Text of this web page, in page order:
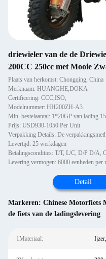
driewieler van de de
200CC 250cc met Mooie
Plaats van herkomst: Chongqing, China
Merknaam: HUANGHE,DOKA
Certificering: CCC,ISO,
Modelnummer: HH200ZH-A3
Min. bestelaantal: 1*20GP van lading
Prijs: USD930-1050 Per Unit
Verpakking Details: De
Levertijd: 25 werkdagen
Betalingscondities: T/T, L/C, D/P D/A,
Levering vermogen: 6000 eenheden per
Detail
Markeren: Chinese Motorfiets
de fiets van de ladingslevering
1Materiaal: